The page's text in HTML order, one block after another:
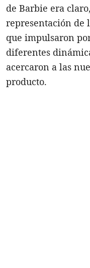
de Barbie era
representación de
que impulsaron
diferentes
acercaron a las
producto.